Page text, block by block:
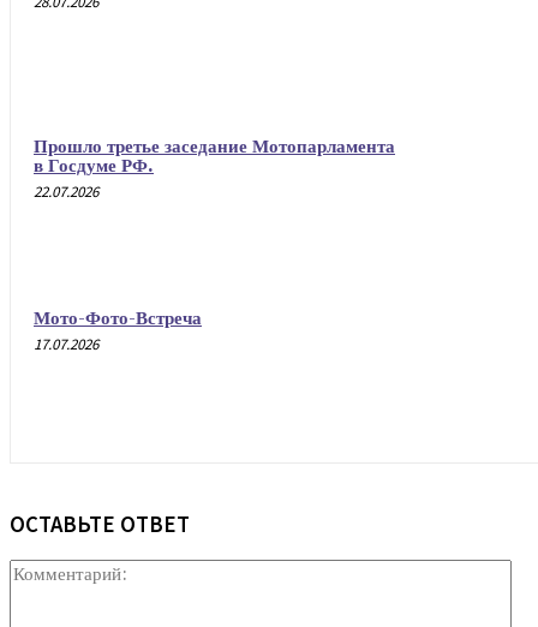
Прошло третье заседание Мотопарламента
в Госдуме РФ.
22.07.2026
Мото-Фото-Встреча
17.07.2026
ОСТАВЬТЕ ОТВЕТ